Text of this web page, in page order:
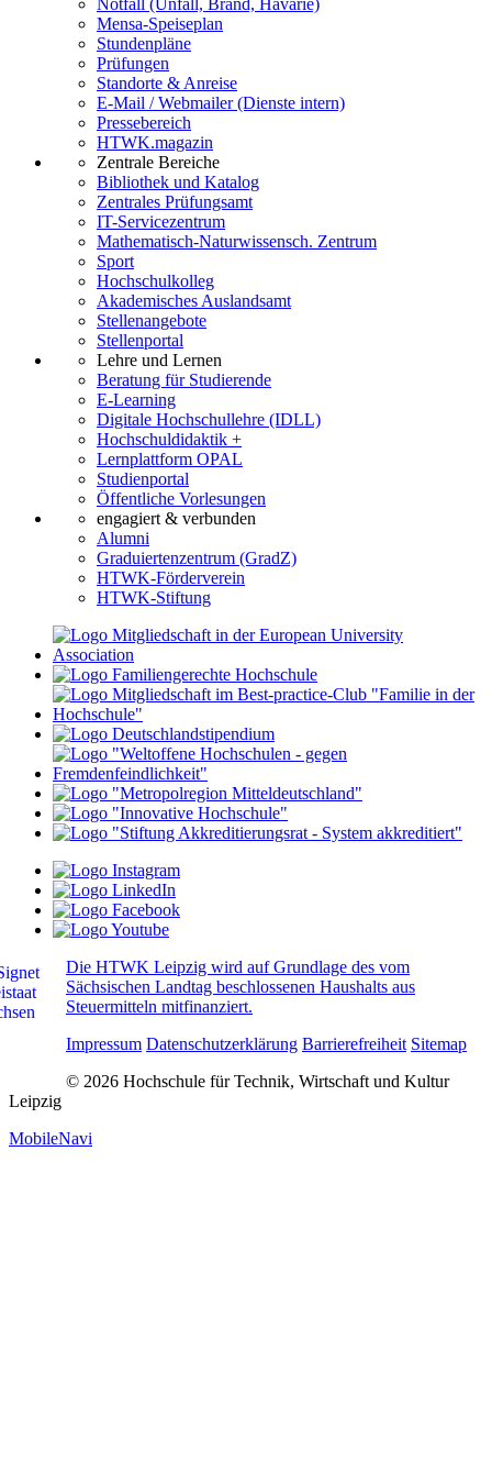
Mensa-Speiseplan
Stundenpläne
Prüfungen
Standorte & Anreise
E-Mail / Webmailer (Dienste intern)
Pressebereich
HTWK.magazin
Zentrale Bereiche
Bibliothek und Katalog
Zentrales Prüfungsamt
IT-Servicezentrum
Mathematisch-Naturwissensch. Zentrum
Sport
Hochschulkolleg
Akademisches Auslandsamt
Stellenangebote
Stellenportal
Lehre und Lernen
Beratung für Studierende
E-Learning
Digitale Hochschullehre (IDLL)
Hochschuldidaktik +
Lernplattform OPAL
Studienportal
Öffentliche Vorlesungen
engagiert & verbunden
Alumni
Graduiertenzentrum (GradZ)
HTWK-Förderverein
HTWK-Stiftung
Die HTWK Leipzig wird auf Grundlage des vom
Sächsischen Landtag beschlossenen Haushalts aus
Steuermitteln mitfinanziert.
Impressum Datenschutzerklärung Barrierefreiheit Sitemap
© 2026 Hochschule für Technik, Wirtschaft und Kultur
Leipzig
MobileNavi